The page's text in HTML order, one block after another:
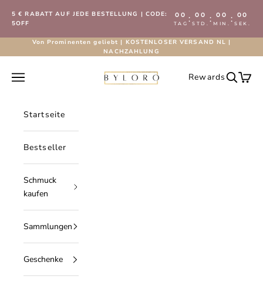
5 € RABATT AUF JEDE BESTELLUNG | CODE:
5OFF
00
TAG : 00
STD. : 00
MIN. : 00
SEK.
Von Prominenten geliebt | KOSTENLOSER VERSAND NL |
NACHZAHLUNG
Byloro.com
Navigationsmenü öffnen RewardsSuche
Startseite
Bestseller
Schmuck
kaufen
Sammlungen
Geschenke